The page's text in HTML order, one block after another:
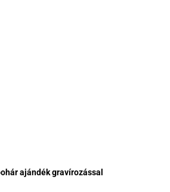
ajándék gravírozással